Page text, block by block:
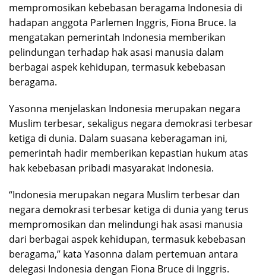
mempromosikan kebebasan beragama Indonesia di
hadapan anggota Parlemen Inggris, Fiona Bruce. Ia
mengatakan pemerintah Indonesia memberikan
pelindungan terhadap hak asasi manusia dalam
berbagai aspek kehidupan, termasuk kebebasan
beragama.
Yasonna menjelaskan Indonesia merupakan negara
Muslim terbesar, sekaligus negara demokrasi terbesar
ketiga di dunia. Dalam suasana keberagaman ini,
pemerintah hadir memberikan kepastian hukum atas
hak kebebasan pribadi masyarakat Indonesia.
“Indonesia merupakan negara Muslim terbesar dan
negara demokrasi terbesar ketiga di dunia yang terus
mempromosikan dan melindungi hak asasi manusia
dari berbagai aspek kehidupan, termasuk kebebasan
beragama,” kata Yasonna dalam pertemuan antara
delegasi Indonesia dengan Fiona Bruce di Inggris.